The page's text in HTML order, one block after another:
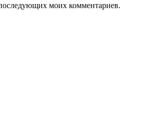
моих комментариев.